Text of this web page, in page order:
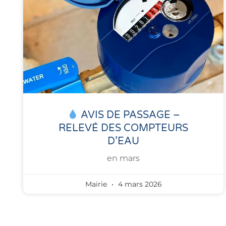
AVIS DE PASSAGE –
RELEVÉ DES COMPTEURS
D’EAU
en mars
Mairie 4 mars 2026